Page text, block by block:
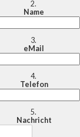
Name
eMail
Telefon
Nachricht